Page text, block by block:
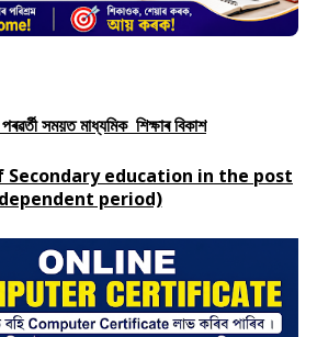
সময়ত মাধ্যমিক শিক্ষাৰ বিকাশ
Secondary education in the post
period)